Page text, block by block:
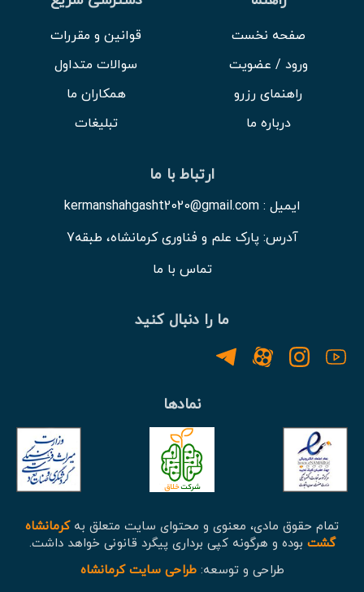
صفحه نخست
ورود / عضویت
راهنمای رزرو
درباره ما
قوانین و مقررات
سوالات متداول
همکاران ما
تبلیغات
ارتباط با ما
ایمیل : kermanshahgasht2020@gmail.com
آدرس: پارک علم و فناوری کرمانشاه، طبقه7
تماس با ما
ما را دنبال کنید
نمادها
تمام حقوق مادی، معنوی و محتوای سایت متعلق بهکرمانشاه
گشت بوده و هرگونه کپی برداری پیگرد قانونی خواهد داشت.
طراحی و توسعه:طراحی سایت کرمانشاه